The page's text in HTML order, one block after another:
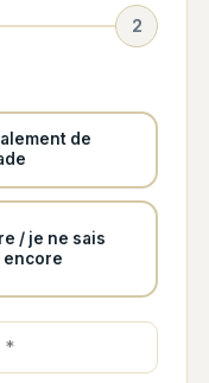
2
de
/ je ne sais
encore